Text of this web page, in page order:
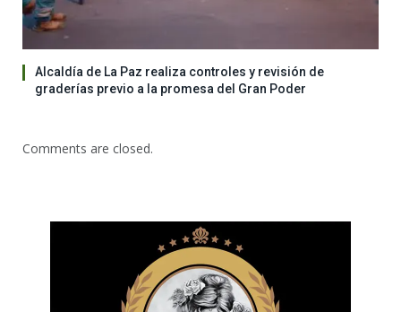
Alcaldía de La Paz realiza controles y revisión de
graderías previo a la promesa del Gran Poder
Comments are closed.